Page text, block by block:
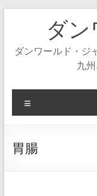
ダン
ダンワールド・ジ
九
ニ
ー
胃腸